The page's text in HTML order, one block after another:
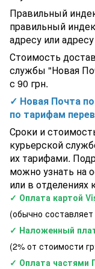
Колено верхнее для
SX360CDFW
Испанский песочный
вентиля (боковой
Переливные
длина 500 мм.,
Правильный
правильный
адресу или
Стоимость
службы "Новая
с 90 грн.
✓ Новая Почта
по тарифам
Сроки и
курьерской
их тарифами.
можно узнать на
или в отделениях
✓ Оплата картой
(обычно
✓ Наложенный
(2% от стоимости
✓ Оплата частями